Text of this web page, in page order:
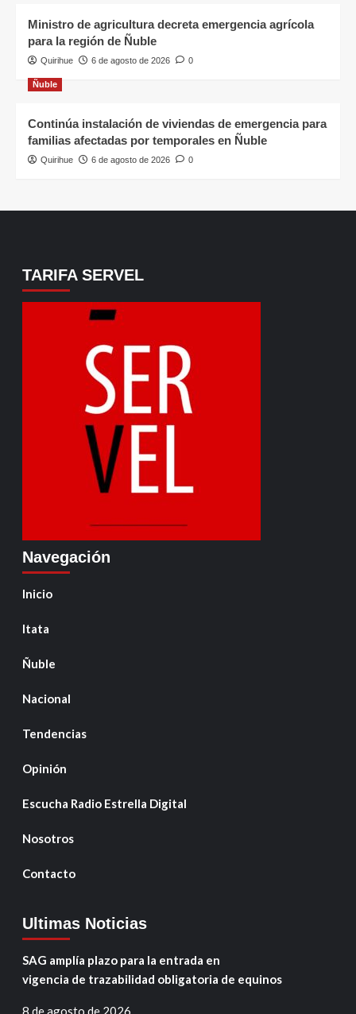
Ministro de agricultura decreta emergencia agrícola
para la región de Ñuble
Quirihue 6 de agosto de 2026 0
Ñuble
Continúa instalación de viviendas de emergencia para
familias afectadas por temporales en Ñuble
Quirihue 6 de agosto de 2026 0
TARIFA SERVEL
Navegación
Inicio
Itata
Ñuble
Nacional
Tendencias
Opinión
Escucha Radio Estrella Digital
Nosotros
Contacto
Ultimas Noticias
SAG amplía plazo para la entrada en
vigencia de trazabilidad obligatoria de equinos